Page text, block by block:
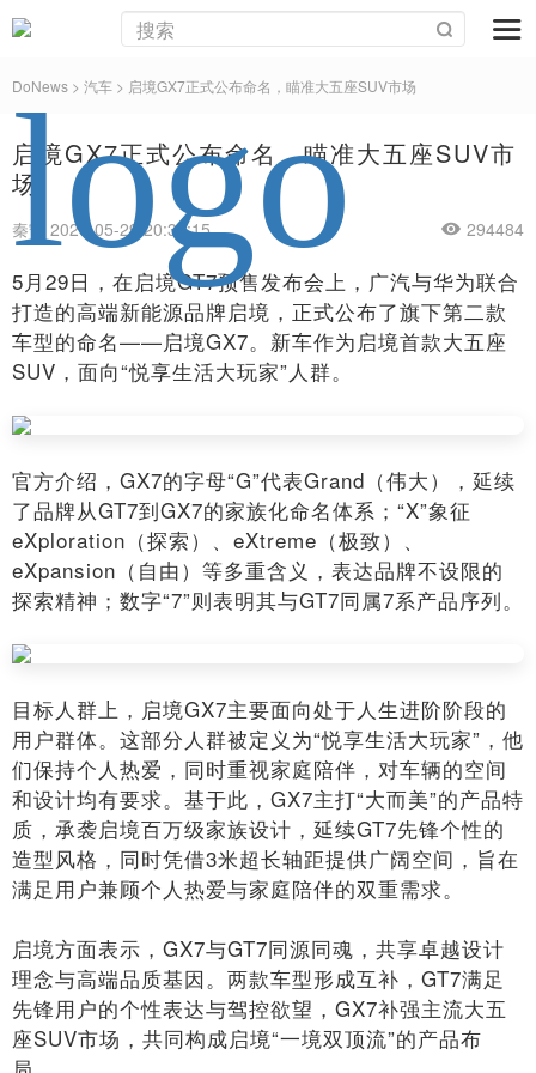
DoNews > 汽车 > 启境GX7正式公布命名，瞄准大五座SUV市场
启境GX7正式公布命名，瞄准大五座SUV市
场
秦宁 2026-05-29 20:36:15 294484
5月29日，在启境GT7预售发布会上，广汽与华为联合
打造的高端新能源品牌启境，正式公布了旗下第二款
车型的命名——启境GX7。新车作为启境首款大五座
SUV，面向“悦享生活大玩家”人群。
官方介绍，GX7的字母“G”代表Grand（伟大），延续
了品牌从GT7到GX7的家族化命名体系；“X”象征
eXploration（探索）、eXtreme（极致）、
eXpansion（自由）等多重含义，表达品牌不设限的
探索精神；数字“7”则表明其与GT7同属7系产品序列。
目标人群上，启境GX7主要面向处于人生进阶阶段的
用户群体。这部分人群被定义为“悦享生活大玩家”，他
们保持个人热爱，同时重视家庭陪伴，对车辆的空间
和设计均有要求。基于此，GX7主打“大而美”的产品特
质，承袭启境百万级家族设计，延续GT7先锋个性的
造型风格，同时凭借3米超长轴距提供广阔空间，旨在
满足用户兼顾个人热爱与家庭陪伴的双重需求。
启境方面表示，GX7与GT7同源同魂，共享卓越设计
理念与高端品质基因。两款车型形成互补，GT7满足
先锋用户的个性表达与驾控欲望，GX7补强主流大五
座SUV市场，共同构成启境“一境双顶流”的产品布